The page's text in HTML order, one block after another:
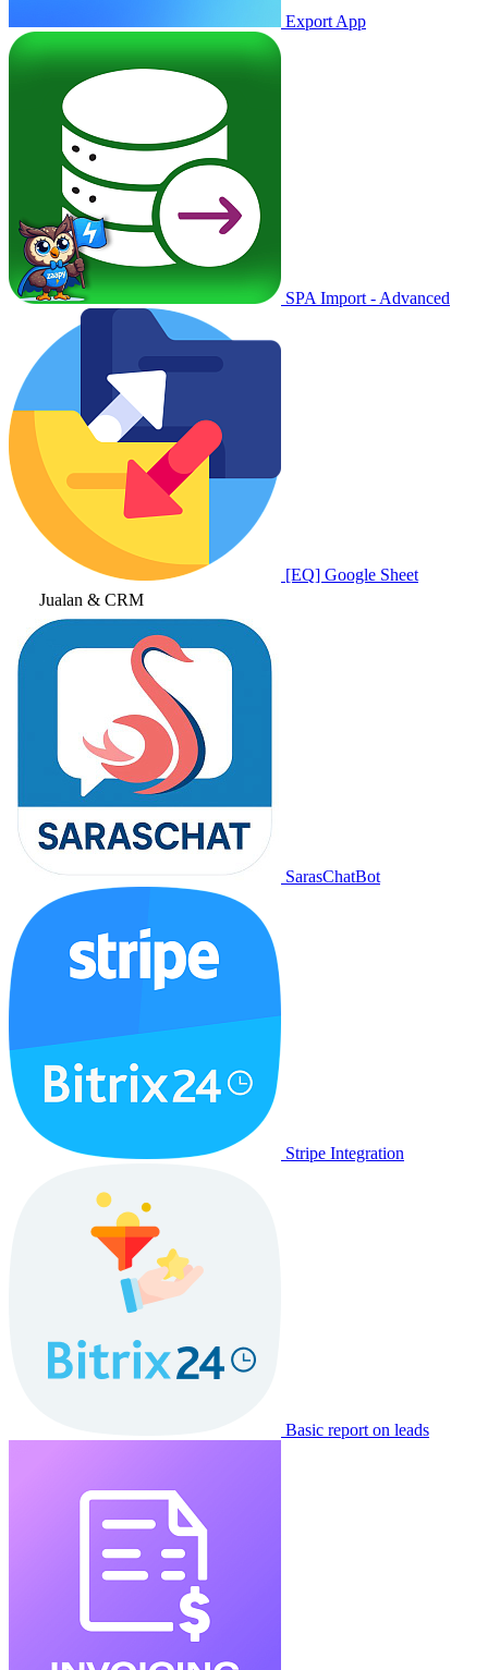
Export App
SPA Import - Advanced
[EQ] Google Sheet
Jualan & CRM
SarasChatBot
Stripe Integration
Basic report on leads